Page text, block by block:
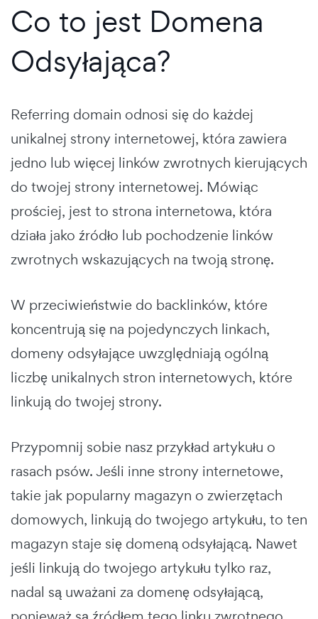
Co to jest Domena
Odsyłająca?
Referring domain odnosi się do każdej
unikalnej strony internetowej, która zawiera
jedno lub więcej linków zwrotnych kierujących
do twojej strony internetowej. Mówiąc
prościej, jest to strona internetowa, która
działa jako źródło lub pochodzenie linków
zwrotnych wskazujących na twoją stronę.
W przeciwieństwie do backlinków, które
koncentrują się na pojedynczych linkach,
domeny odsyłające uwzględniają ogólną
liczbę unikalnych stron internetowych, które
linkują do twojej strony.
Przypomnij sobie nasz przykład artykułu o
rasach psów. Jeśli inne strony internetowe,
takie jak popularny magazyn o zwierzętach
domowych, linkują do twojego artykułu, to ten
magazyn staje się domeną odsyłającą. Nawet
jeśli linkują do twojego artykułu tylko raz,
nadal są uważani za domenę odsyłającą,